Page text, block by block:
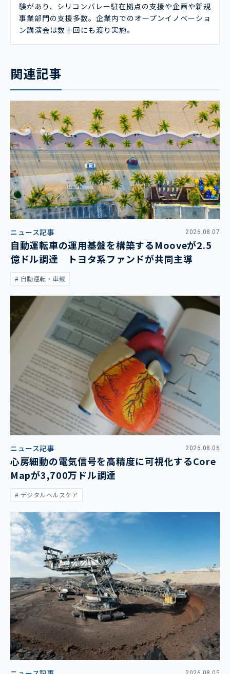
験があり、シリコンバレー駐在拠点の支援や企画や新規
事業部門の支援多数。企業内でのオープンイノベーショ
ン講演会は数十回にも渡り実施。
関連記事
ニュース記事 2026.08.07
自動運転車の運用基盤を構築するMooveが2.5
億ドル調達 トヨタ系ファンドが共同主導
自動運転・車載
ニュース記事 2026.08.06
心房細動の電気信号を高精度に可視化するCore
Mapが3,700万ドル調達
デジタルヘルスケア